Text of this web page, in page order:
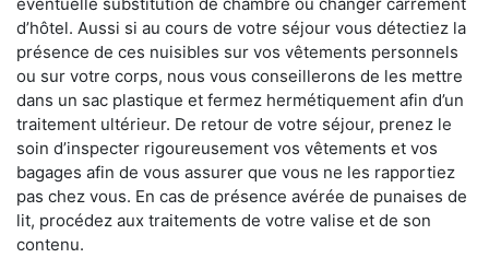
d’hôtel. Aussi si au cours de votre séjour vous détectiez la
présence de ces nuisibles sur vos vêtements personnels
ou sur votre corps, nous vous conseillerons de les mettre
dans un sac plastique et fermez hermétiquement afin d’un
traitement ultérieur. De retour de votre séjour, prenez le
soin d’inspecter rigoureusement vos vêtements et vos
bagages afin de vous assurer que vous ne les rapportiez
pas chez vous. En cas de présence avérée de punaises de
lit, procédez aux traitements de votre valise et de son
contenu.